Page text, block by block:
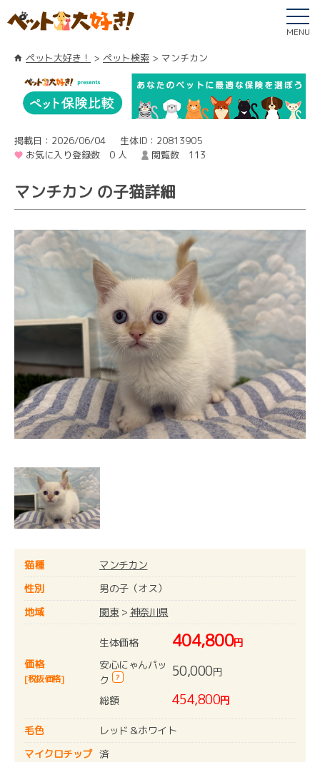
MENU
ペット大好き！ ペット検索 マンチカン
掲載日：2026/06/04
生体ID：20813905
お気に入り登録数 0 人
閲覧数 113
マンチカン の子猫詳細
猫種
マンチカン
性別
男の子（オス）
地域
関東> 神奈川県
価格
[税抜価格]
生体価格 404,800円
安心にゃんパッ
ク
? 50,000円
総額 454,800円
毛色
レッド＆ホワイト
マイクロチップ 済